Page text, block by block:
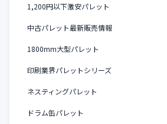
1,200円以下激安パレット
中古パレット最新販売情報
1800mm大型パレット
印刷業界パレットシリーズ
ネスティングパレット
ドラム缶パレット